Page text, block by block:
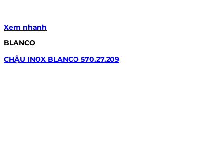
Xem nhanh
BLANCO
CHẬU INOX BLANCO 570.27.209